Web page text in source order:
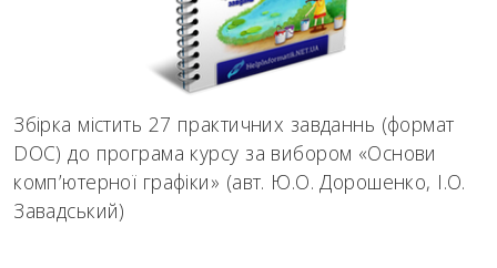
Збірка містить 27 практичних завданнь (формат
DOC) до програма курсу за вибором «Основи
комп’ютерної графіки» (авт. Ю.О. Дорошенко, І.О.
Завадський)